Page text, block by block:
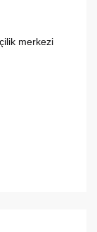
merkezi